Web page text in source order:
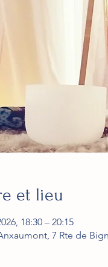
et lieu
18:30 – 20:15
7 Rte de